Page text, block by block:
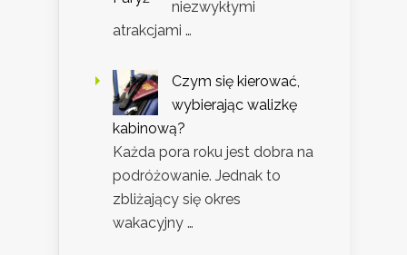
niezwykłymi
atrakcjami …
Czym się kierować,
wybierając walizkę
kabinową?
Każda pora roku jest dobra na
podróżowanie. Jednak to
zbliżający się okres
wakacyjny …